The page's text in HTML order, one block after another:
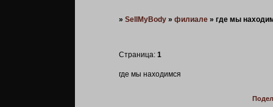
» SellMyBody » филиале » где мы
где мы находимся
Страница: 1